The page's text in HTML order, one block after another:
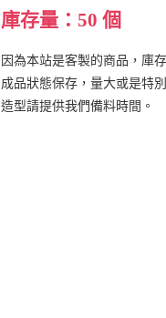
庫存量：50 個
因為本站是客製的商品，庫
成品狀態保存，量大或是特
造型請提供我們備料時間。